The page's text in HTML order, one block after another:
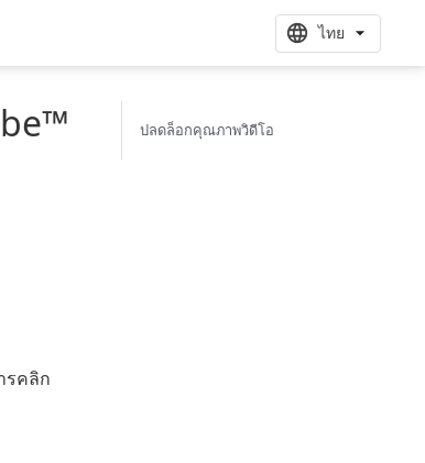
ไทย
รคลิก
ปลดล็อกคุณภาพวิดีโอ